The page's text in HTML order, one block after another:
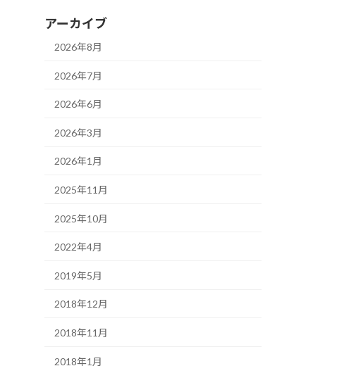
アーカイブ
2026年8月
2026年7月
2026年6月
2026年3月
2026年1月
2025年11月
2025年10月
2022年4月
2019年5月
2018年12月
2018年11月
2018年1月